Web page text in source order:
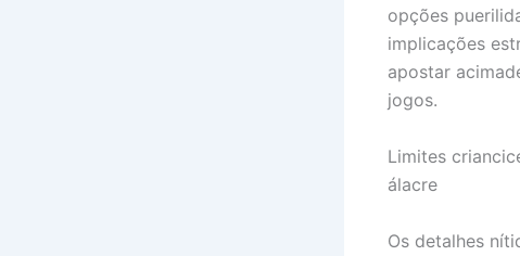
opções
implicações
apostar
jogos.
Limites
álacre
Os detalhes